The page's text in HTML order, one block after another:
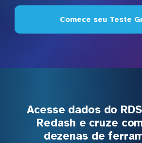
Comece seu Teste
Acesse dados do
Redash e cruze
dezenas de